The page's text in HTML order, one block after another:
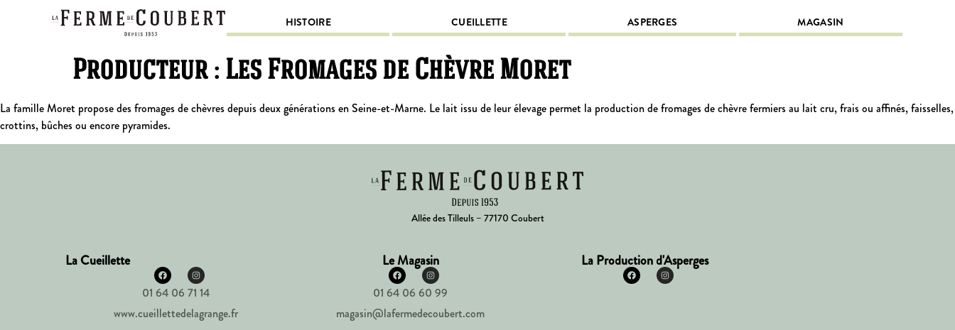
HISTOIRE CUEILLETTE ASPERGES MAGASIN
Producteur : Les Fromages de Chèvre Moret
La famille Moret propose des fromages de chèvres depuis deux générations en Seine-et-Marne. Le lait issu de leur élevage permet la production de fromages de chèvre fermiers au lait cru, frais ou affinés, faisselles,
crottins, bûches ou encore pyramides.
Allée des Tilleuls – 77170 Coubert
La Cueillette
01 64 06 71 14
www.cueillettedelagrange.fr
Le Magasin
01 64 06 60 99
magasin@lafermedecoubert.com
La Production d'Asperges